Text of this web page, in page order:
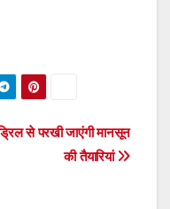
से परखी जाएंगी मानसून
की तैयारियां